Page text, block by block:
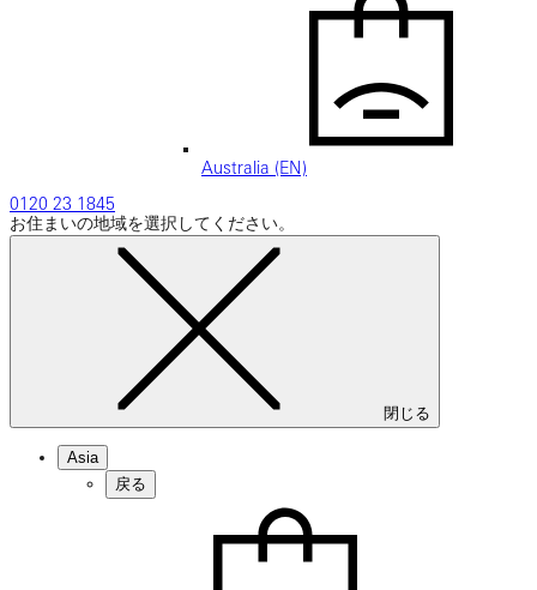
Australia (EN)
0120 23 1845
お住まいの地域を選択してください。
閉じる
Asia
戻る